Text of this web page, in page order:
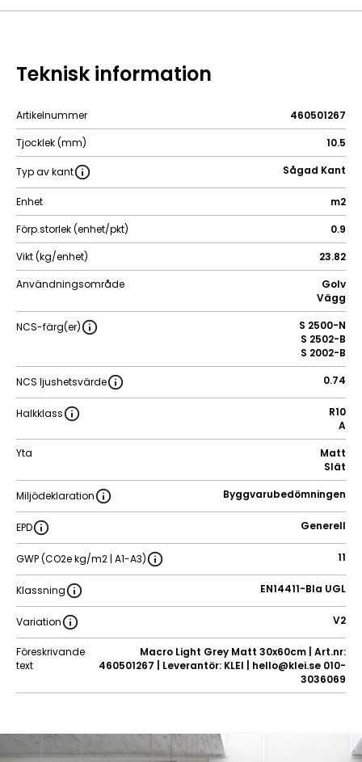
Teknisk information
Artikelnummer
460501267
Tjocklek (mm)
10.5
Typ av kant Sågad Kant
Enhet
m2
Förp.storlek (enhet/pkt)
0.9
Vikt (kg/enhet)
23.82
Användningsområde
Golv
Vägg
NCS-färg(er)
S 2500-N
S 2502-B
S 2002-B
NCS ljushetsvärde 0.74
Halkklass
R10
A
Yta
Matt
Slät
Miljödeklaration Byggvarubedömningen
EPD Generell
GWP (CO2e kg/m2 | A1-A3) 11
Klassning EN14411-BIa UGL
Variation V2
Föreskrivande
text
Macro Light Grey Matt 30x60cm | Art.nr:
460501267 | Leverantör: KLEI | hello@klei.se 010-
3036069